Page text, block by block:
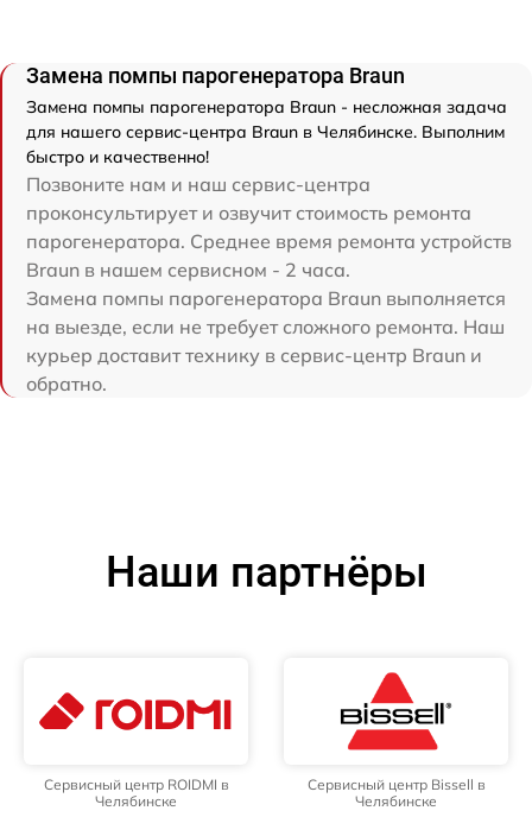
Замена помпы парогенератора Braun
Замена помпы парогенератора Braun - несложная задача
для нашего сервис-центра Braun в Челябинске. Выполним
быстро и качественно!
Позвоните нам и наш сервис-центра
проконсультирует и озвучит стоимость ремонта
парогенератора. Среднее время ремонта устройств
Braun в нашем сервисном - 2 часа.
Замена помпы парогенератора Braun выполняется
на выезде, если не требует сложного ремонта. Наш
курьер доставит технику в сервис-центр Braun и
обратно.
Наши партнёры
Сервисный центр ROIDMI в
Челябинске
Сервисный центр Bissell в
Челябинске